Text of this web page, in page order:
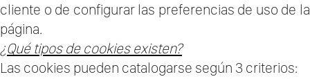
cliente o de configurar las preferencias de uso de la
página.
¿Qué tipos de cookies existen?
Las cookies pueden catalogarse según 3 criterios: